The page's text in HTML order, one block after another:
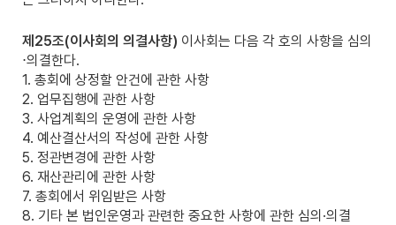
제25조(이사회의 의결사항) 이사회는 다음 각 호의 사항을 심의
⋅의결한다.
1. 총회에 상정할 안건에 관한 사항
2. 업무집행에 관한 사항
3. 사업계획의 운영에 관한 사항
4. 예산결산서의 작성에 관한 사항
5. 정관변경에 관한 사항
6. 재산관리에 관한 사항
7. 총회에서 위임받은 사항
8. 기타 본 법인운영과 관련한 중요한 사항에 관한 심의·의결